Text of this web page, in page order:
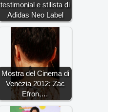
testimonial e stilista di
Adidas Neo Label
Mostra del Cinema di
Venezia 2012: Zac
Efron,…